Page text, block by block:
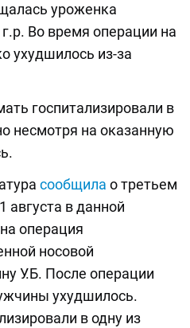
уроженка
Во время операции на
ухудшилось из-за
госпитализировали в
несмотря на оказанную
сообщила о третьем
августа в данной
операция
носовой
У.Б. После операции
ухудшилось.
в одну из